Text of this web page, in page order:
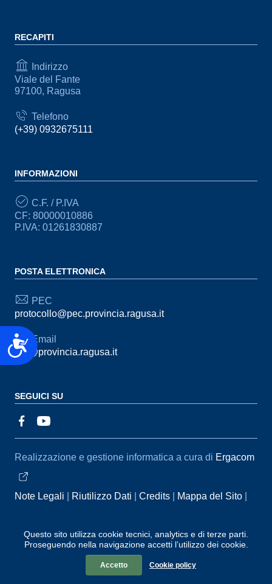
Accessibilità
Questo sito utilizza cookie tecnici, analytics e di terze parti.
Proseguendo nella navigazione accetti l’utilizzo dei cookie.
Accetto Cookie policy
RECAPITI
Indirizzo
Viale del Fante
97100, Ragusa
Telefono
(+39) 0932675111
INFORMAZIONI
C.F. / P.IVA
CF: 80000010886
P.IVA: 01261830887
POSTA ELETTRONICA
PEC
protocollo@pec.provincia.ragusa.it
Email
urp@provincia.ragusa.it
SEGUICI SU
Sezione Link Utili
Realizzazione e gestione informatica a cura di Ergacom
Note Legali Riutilizzo Dati Credits
Mappa del Sito
Segnalazioni
Statistiche accessi
Dichiarazione di